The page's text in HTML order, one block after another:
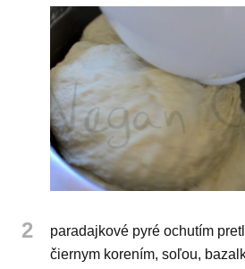
2
paradajkové pyré ochutím
čiernym korením, soľou,